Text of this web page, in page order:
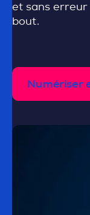
et sans erreur
bout.
Numériser